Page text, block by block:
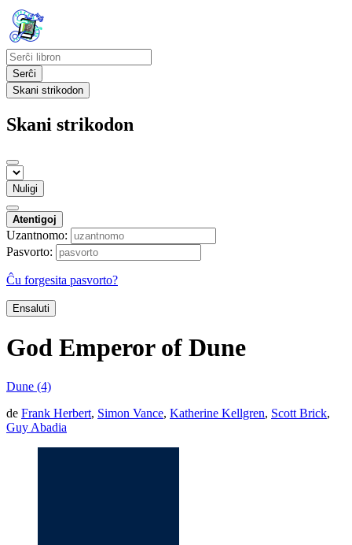
Serĉi
Skani strikodon
Skani strikodon
Nuligi
Atentigoj
Uzantnomo:
Pasvorto:
Ĉu forgesita pasvorto?
Ensaluti
God Emperor of Dune
Dune (4)
de Frank Herbert, Simon Vance, Katherine Kellgren, Scott Brick,
Guy Abadia